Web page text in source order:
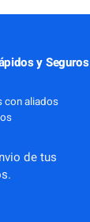
y Seguros
con aliados
de tus